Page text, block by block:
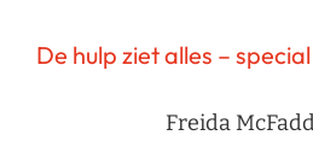
De hulp ziet alles –
Freida